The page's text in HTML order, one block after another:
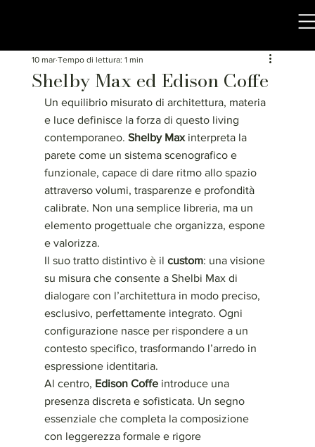
Shelby Max ed Edison Coffe
10 mar Tempo di lettura: 1 min
Un equilibrio misurato di architettura, materia
e luce definisce la forza di questo living
contemporaneo. Shelby Max interpreta la
parete come un sistema scenografico e
funzionale, capace di dare ritmo allo spazio
attraverso volumi, trasparenze e profondità
calibrate. Non una semplice libreria, ma un
elemento progettuale che organizza, espone
e valorizza.
Il suo tratto distintivo è il custom: una visione
su misura che consente a Shelbi Max di
dialogare con l’architettura in modo preciso,
esclusivo, perfettamente integrato. Ogni
configurazione nasce per rispondere a un
contesto specifico, trasformando l’arredo in
espressione identitaria.
Al centro, Edison Coffe introduce una
presenza discreta e sofisticata. Un segno
essenziale che completa la composizione
con leggerezza formale e rigore